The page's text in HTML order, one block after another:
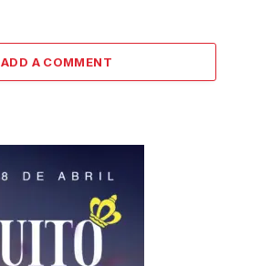
ADD A COMMENT